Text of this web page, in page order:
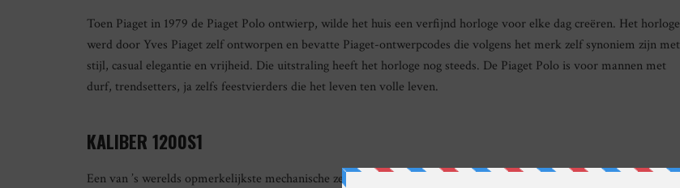
Toen Piaget in 1979 de Piaget Polo ontwierp, wilde het huis een verfijnd horloge voor elke dag creëren. Het horloge
werd door Yves Piaget zelf ontworpen en bevatte Piaget-ontwerpcodes die volgens het merk zelf synoniem zijn met
stijl, casual elegantie en vrijheid. Die uitstraling heeft het horloge nog steeds. De Piaget Polo is voor mannen met
durf, trendsetters, ja zelfs feestvierders die het leven ten volle leven.
KALIBER 1200S1
Een van ’s werelds opmerkelijkste mechanische zelfopwindende uurwerken. De 1200S1 is niet alleen geskeletteerd,